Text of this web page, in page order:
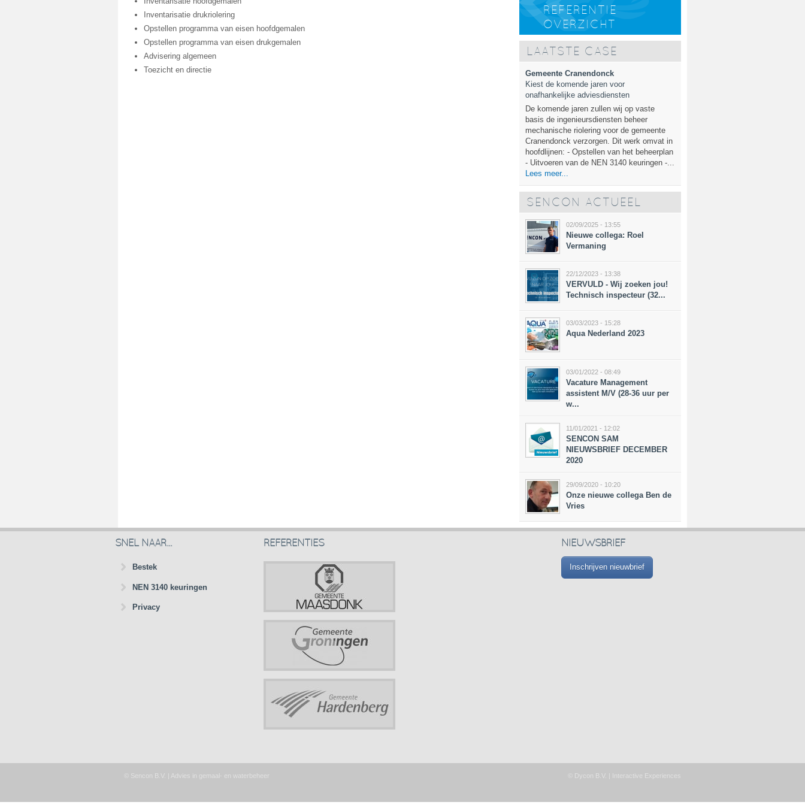
Inventarisatie drukriolering
Opstellen programma van eisen hoofdgemalen
Opstellen programma van eisen drukgemalen
Advisering algemeen
Toezicht en directie
REFERENTIE
OVERZICHT
LAATSTE CASE
Gemeente Cranendonck
Kiest de komende jaren voor
onafhankelijke adviesdiensten
De komende jaren zullen wij op vaste
basis de ingenieursdiensten beheer
mechanische riolering voor de gemeente
Cranendonck verzorgen. Dit werk omvat in
hoofdlijnen: - Opstellen van het beheerplan
- Uitvoeren van de NEN 3140 keuringen -...
Lees meer...
SENCON ACTUEEL
02/09/2025 - 13:55
Nieuwe collega: Roel
Vermaning
22/12/2023 - 13:38
VERVULD - Wij zoeken jou!
Technisch inspecteur (32...
03/03/2023 - 15:28
Aqua Nederland 2023
03/01/2022 - 08:49
Vacature Management
assistent M/V (28-36 uur per
w...
11/01/2021 - 12:02
SENCON SAM
NIEUWSBRIEF DECEMBER
2020
29/09/2020 - 10:20
Onze nieuwe collega Ben de
Vries
SNEL NAAR...
Bestek
NEN 3140 keuringen
Privacy
REFERENTIES NIEUWSBRIEF
Inschrijven nieuwbrief
© Sencon B.V. | Advies in gemaal- en waterbeheer © Dycon B.V. | Interactive Experiences